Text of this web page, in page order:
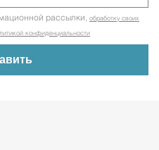
рассылки, обработку своих
конфиденциальности